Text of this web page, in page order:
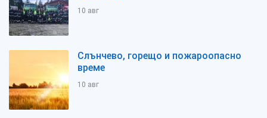
10 авг
Слънчево, горещо и пожароопасно
време
10 авг